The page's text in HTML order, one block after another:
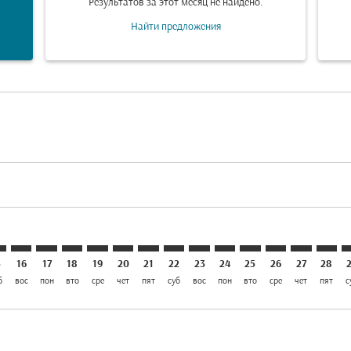
Результатов за этот месяц не найдено.
Найти предложения
16
вос
17
пон
18
вто
SIN–AMS: cmp-view-offers-disclaimer.
19
сре
SIN–AMS: cmp-view-offers-disclaimer.
20
чет
SIN–AMS: cmp-view-offers-
21
пят
SIN–AMS: cmp-view-offers-
22
суб
SIN–AMS: cmp-view-
23
вос
SIN–AMS: cmp-view-
24
пон
SIN–AMS: cmp-
25
вто
SIN–AMS:
26
сре
27
чет
28
пят